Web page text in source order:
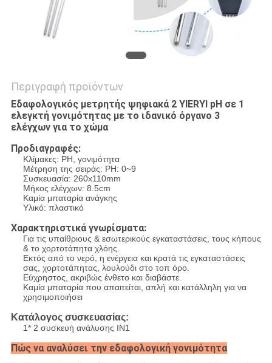
Περιγραφή προϊόντων
Εδαφολογικός μετρητής ψηφιακά 2 YIERYI pH σε 1
ελεγκτή γονιμότητας με το ιδανικό όργανο 3
ελέγχων για το χώμα
Προδιαγραφές:
Κλίμακες: PH, γονιμότητα
Μέτρηση της σειράς: PH: 0~9
Συσκευασία: 260x110mm
Μήκος ελέγχων: 8.5cm
Καμία μπαταρία ανάγκης
Υλικό: πλαστικό
Χαρακτηριστικά γνωρίσματα:
Για τις υπαίθριους & εσωτερικούς εγκαταστάσεις, τους κήπους
& το χορτοτάπητα χλόης.
Εκτός από το νερό, η ενέργεια και κρατά τις εγκαταστάσεις
σας, χορτοτάπητας, λουλούδι στο τοπ όρο.
Εύχρηστος, ακριβώς ένθετο και διαβάστε.
Καμία μπαταρία που απαιτείται, απλή και κατάλληλη για να
χρησιμοποιήσει
Κατάλογος συσκευασίας:
1* 2 συσκευή ανάλυσης IN1
Πώς να αναλύσει την εδαφολογική γονιμότητα